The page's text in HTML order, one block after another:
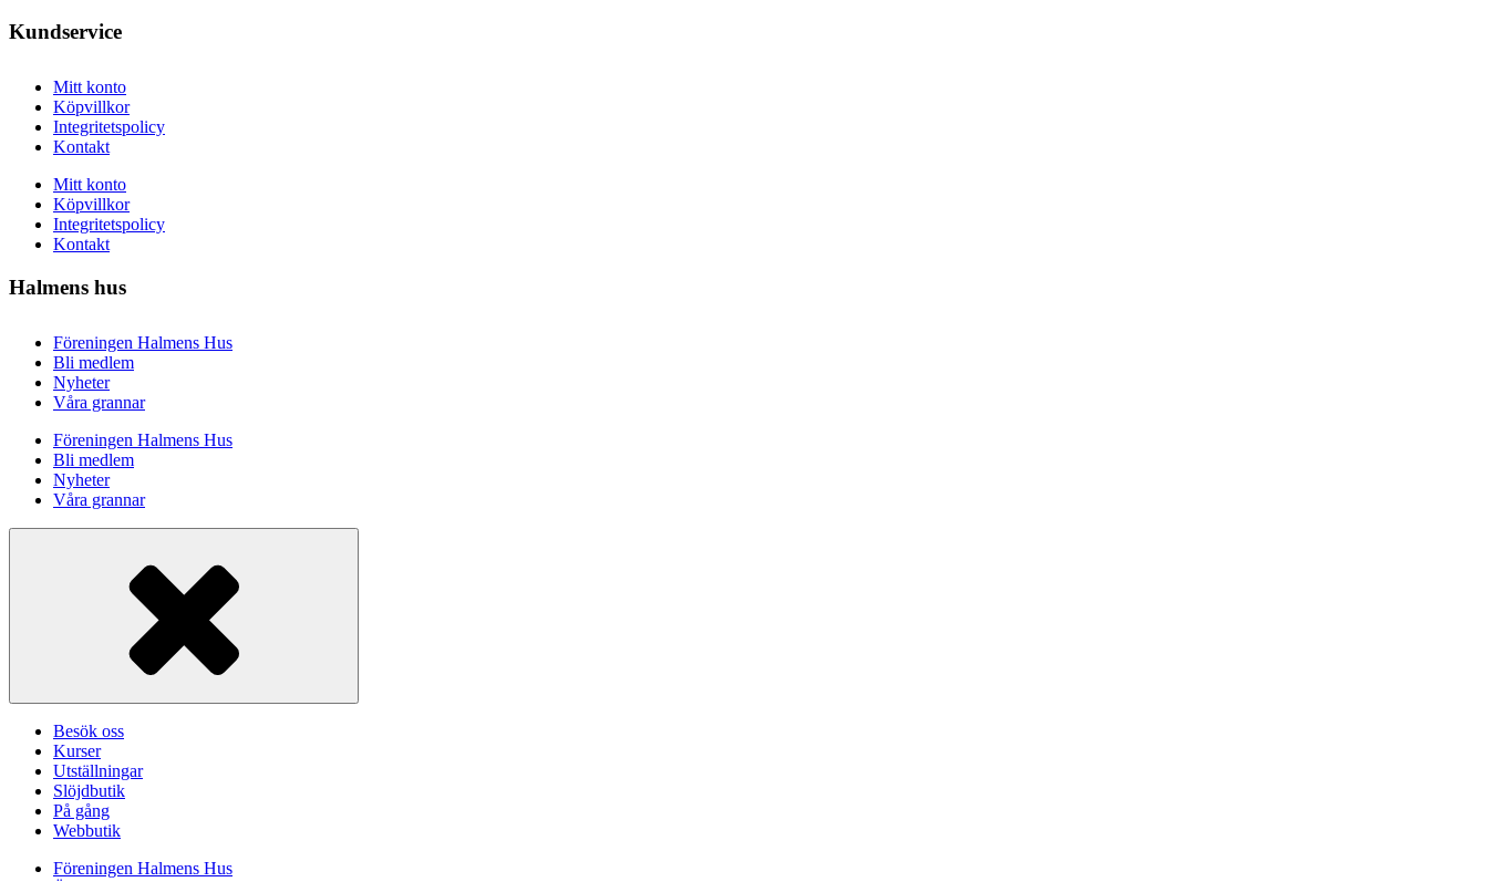
Kundservice
Mitt konto
Köpvillkor
Integritetspolicy
Kontakt
Mitt konto
Köpvillkor
Integritetspolicy
Kontakt
Halmens hus
Föreningen Halmens Hus
Bli medlem
Nyheter
Våra grannar
Föreningen Halmens Hus
Bli medlem
Nyheter
Våra grannar
Besök oss
Kurser
Utställningar
Slöjdbutik
På gång
Webbutik
Föreningen Halmens Hus